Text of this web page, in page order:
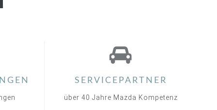
SERVICEPARTNER
über 40 Jahre Mazda Kompetenz